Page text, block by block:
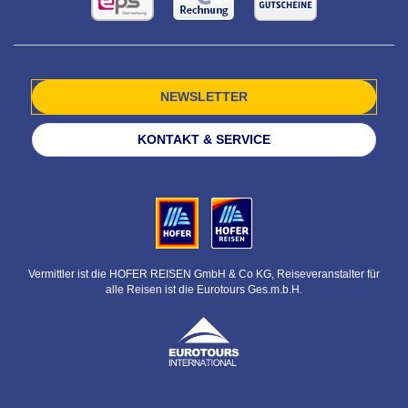
NEWSLETTER
KONTAKT & SERVICE
Vermittler ist die HOFER REISEN GmbH & Co KG, Reiseveranstalter für
alle Reisen ist die Eurotours Ges.m.b.H.